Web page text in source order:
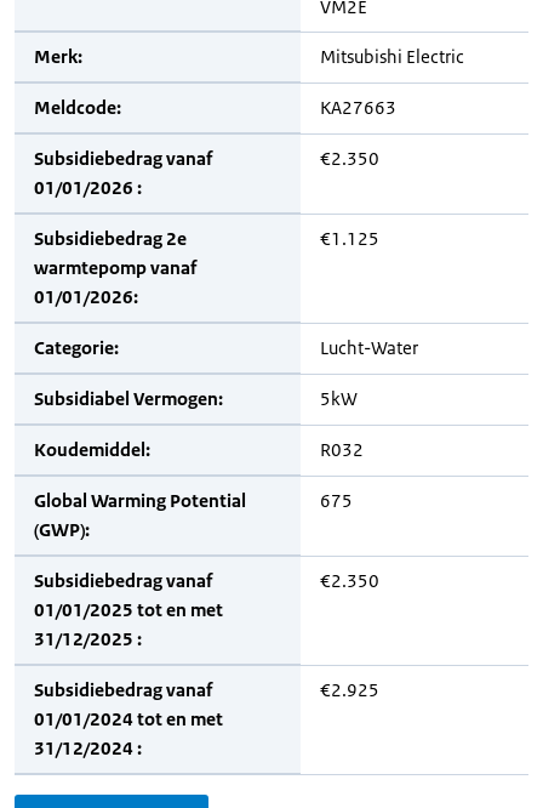
VM2E
Merk: Mitsubishi Electric
Meldcode: KA27663
Subsidiebedrag vanaf
01/01/2026 :
€2.350
Subsidiebedrag 2e
warmtepomp vanaf
01/01/2026:
€1.125
Categorie: Lucht-Water
Subsidiabel Vermogen: 5kW
Koudemiddel: R032
Global Warming Potential
(GWP):
675
Subsidiebedrag vanaf
01/01/2025 tot en met
31/12/2025 :
€2.350
Subsidiebedrag vanaf
01/01/2024 tot en met
31/12/2024 :
€2.925